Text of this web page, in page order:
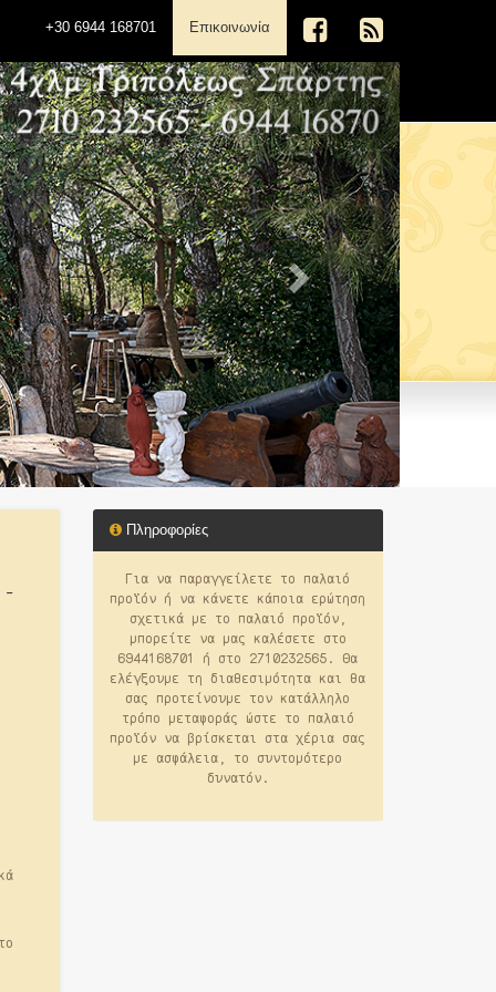
+30 6944 168701 Επικοινωνία (current)
Next
-
Πληροφορίες
Για να παραγγείλετε το παλαιό
προϊόν ή να κάνετε κάποια ερώτηση
σχετικά με το παλαιό προϊόν,
μπορείτε να μας καλέσετε στο
6944168701 ή στο 2710232565. Θα
ελέγξουμε τη διαθεσιμότητα και θα
σας προτείνουμε τον κατάλληλο
τρόπο μεταφοράς ώστε το παλαιό
προϊόν να βρίσκεται στα χέρια σας
με ασφάλεια, το συντομότερο
δυνατόν.